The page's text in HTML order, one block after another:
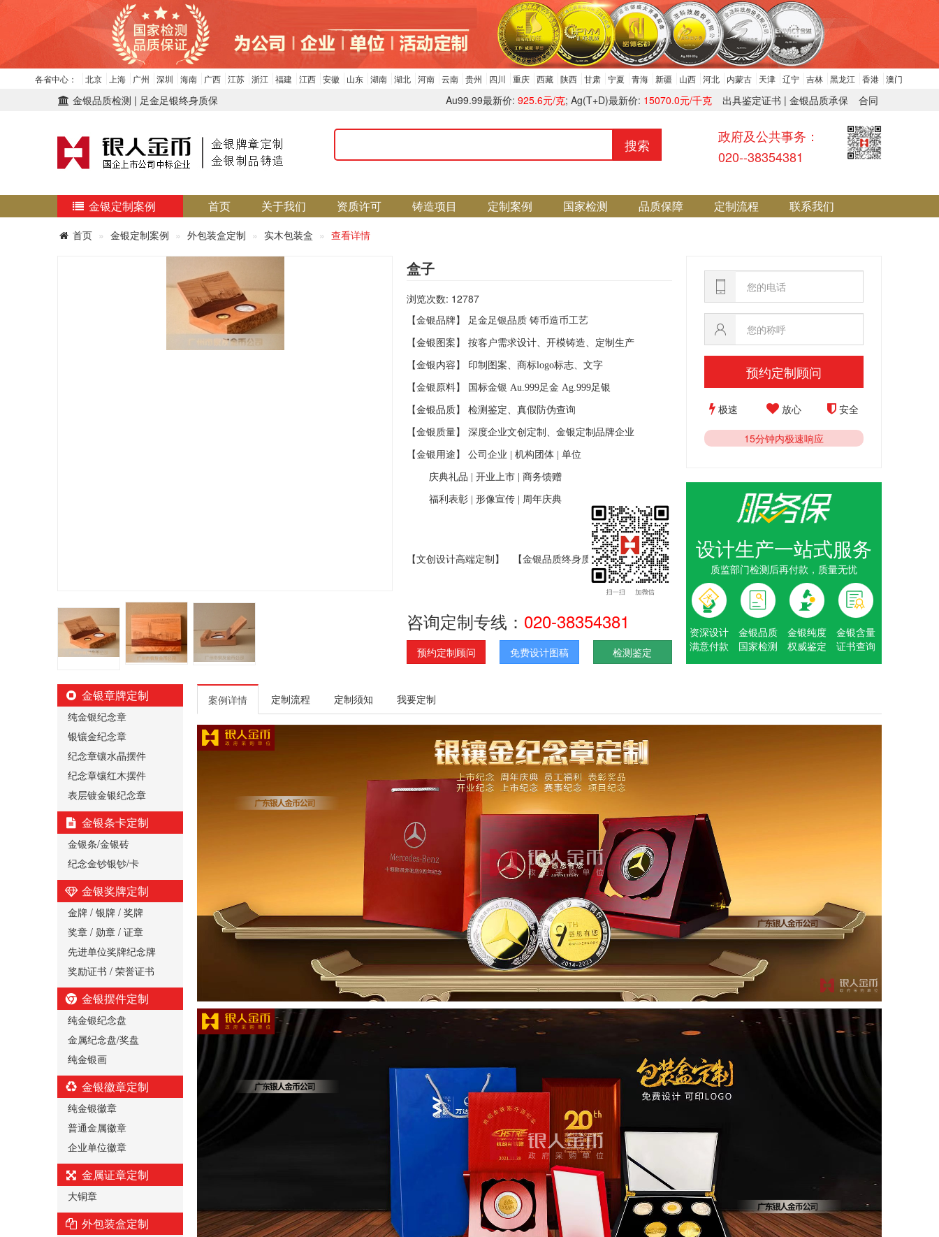
各省中心： 北京 上海 广州 深圳 海南 广西 江苏 浙江 福建 江西 安徽 山东 湖南 湖北 河南 云南 贵州 四川 重庆 西藏 陕西 甘肃 宁夏 青海 新疆 山西 河北 内蒙古 天津 辽宁 吉林 黑龙江 香港 澳门
金银品质检测 | 足金足银终身质保 合同
出具鉴定证书 | 金银品质承保
Au99.99最新价: 925.6元/克; Ag(T+D)最新价: 15070.0元/千克
搜索
政府及公共事务：
020--38354381
金银定制案例 首页 关于我们 资质许可 铸造项目 定制案例 国家检测 品质保障 定制流程 联系我们
首页 金银定制案例 外包装盒定制 实木包装盒 查看详情
盒子
浏览次数: 12787
【金银品牌】 足金足银品质 铸币造币工艺
【金银图案】 按客户需求设计、开模铸造、定制生产
【金银内容】 印制图案、商标logo标志、文字
【金银原料】 国标金银 Au.999足金 Ag.999足银
【金银品质】 检测鉴定、真假防伪查询
【金银质量】 深度企业文创定制、金银定制品牌企业
【金银用途】 公司企业 机构团体 单位
庆典礼品 开业上市 商务馈赠
福利表彰 形像宣传 周年庆典
【文创设计高端定制】 【金银品质终身质保】
咨询定制专线： 020-38354381
预约定制顾问 免费设计图稿 检测鉴定
预约定制顾问
极速 放心 安全
15分钟内极速响应
设计生产一站式服务
质监部门检测后再付款，质量无忧
资深设计
满意付款
金银品质
国家检测
金银纯度
权威鉴定
金银含量
证书查询
金银章牌定制
纯金银纪念章
银镶金纪念章
纪念章镶水晶摆件
纪念章镶红木摆件
表层镀金银纪念章
金银条卡定制
金银条/金银砖
纪念金钞银钞/卡
金银奖牌定制
金牌 / 银牌 / 奖牌
奖章 / 勋章 / 证章
先进单位奖牌纪念牌
奖励证书 / 荣誉证书
金银摆件定制
纯金银纪念盘
金属纪念盘/奖盘
纯金银画
金银徽章定制
纯金银徽章
普通金属徽章
企业单位徽章
金属证章定制
大铜章
外包装盒定制
案例详情 定制流程 定制须知 我要定制